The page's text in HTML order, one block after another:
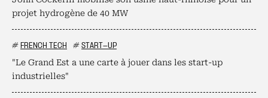
projet hydrogène de 40 MW
# FRENCH TECH # START-UP
"Le Grand Est a une carte à jouer dans les start-up
industrielles"